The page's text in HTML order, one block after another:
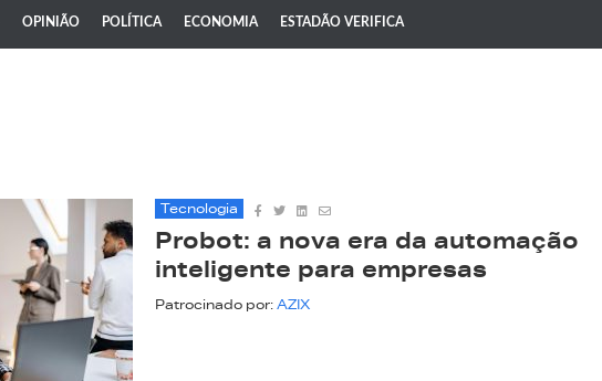
OPINIÃO POLÍTICA ECONOMIA ESTADÃO VERIFICA
Tecnologia
Probot: a nova era da automação
inteligente para empresas
Patrocinado por: AZIX